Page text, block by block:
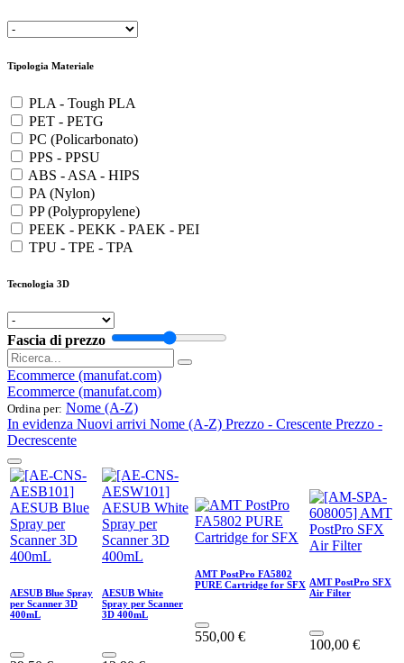
Tipologia Materiale
PLA - Tough PLA
PET - PETG
PC (Policarbonato)
PPS - PPSU
ABS - ASA - HIPS
PA (Nylon)
PP (Polypropylene)
PEEK - PEKK - PAEK - PEI
TPU - TPE - TPA
Tecnologia 3D
Fascia di prezzo
Ecommerce (manufat.com)
Ecommerce (manufat.com)
Ordina per: Nome (A-Z)
In evidenza Nuovi arrivi Nome (A-Z) Prezzo - Crescente Prezzo -
Decrescente
AESUB Blue Spray
per Scanner 3D
400mL
AESUB White
Spray per Scanner
3D 400mL
AMT PostPro FA5802
PURE Cartridge for SFX
550,00 €
AMT PostPro SFX
Air Filter
100,00 €